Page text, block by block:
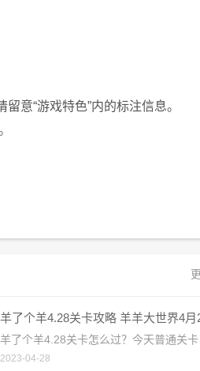
意“游戏特色”内的标注信息。
2023-04-28